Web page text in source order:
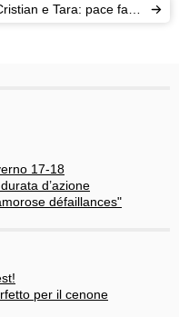
e Tara: pace fatta
17-18
d’azione
défaillances"
per il cenone